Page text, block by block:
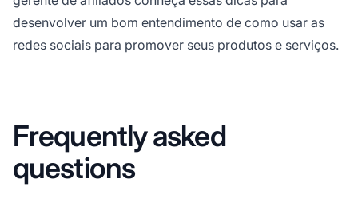
desenvolver um bom entendimento de como usar as
redes sociais para promover seus produtos e serviços.
Frequently asked
questions